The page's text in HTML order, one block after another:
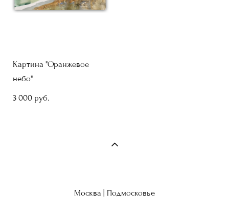
Картина "Оранжевое
небо"
3 000 pуб.
Москва | Подмосковье